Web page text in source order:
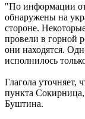
"По информации
обнаружены на
стороне.
провели в горной
они находятся.
исполнилось
Глагола уточняет,
пункта
Буштина.